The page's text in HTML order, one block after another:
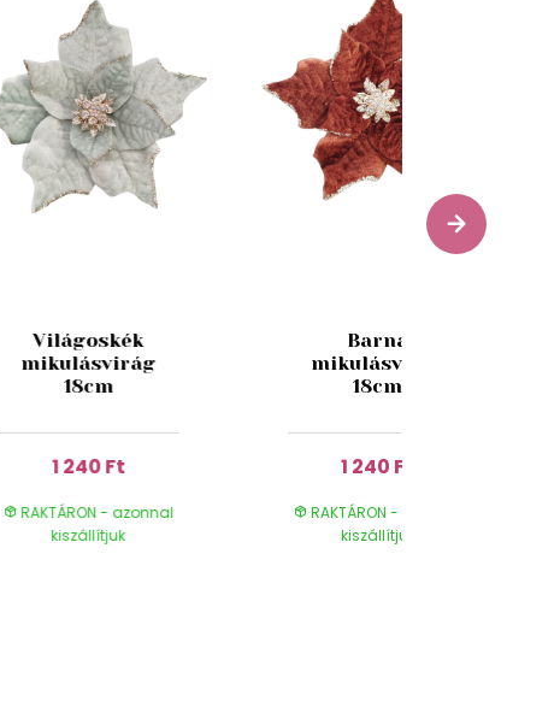
Világoskék
mikulásvirág
18cm
1 240 Ft
RAKTÁRON - azonnal
kiszállítjuk
Barna
mikulásvirág
18cm
1 240 Ft
RAKTÁRON - azonnal
kiszállítjuk